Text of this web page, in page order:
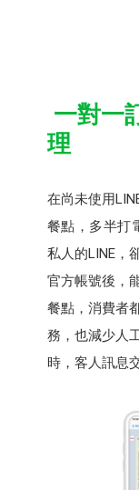
一對一
理
在尚未使用
餐點，多半打
私人的LINE，
官方帳號後，
餐點，消費者
務，也減少人
時，客人訊息